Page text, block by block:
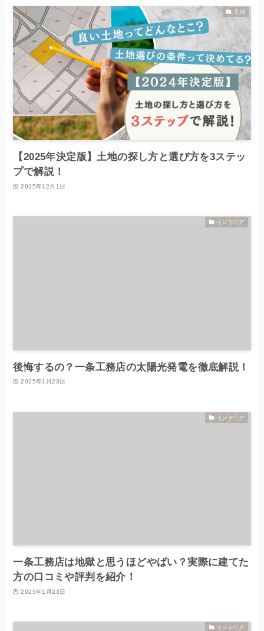
土地
【2025年決定版】土地の探し方と選び方を3ステッ
プで解説！
2025年12月1日
インテリア
後悔するの？一条工務店の太陽光発電を徹底解説！
2025年1月23日
インテリア
一条工務店は地獄と思うほどやばい？実際に建てた
方の口コミや評判を紹介！
2025年1月23日
インテリア